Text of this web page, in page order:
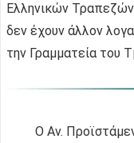
Ελληνικών Τραπεζών
δεν έχουν άλλον
την Γραμματεία του
Ο Αν.